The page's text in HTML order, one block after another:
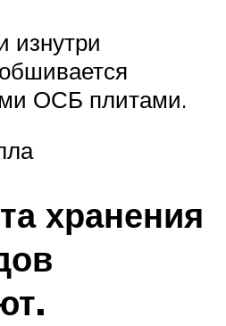
изнутри
ОСБ плитами.
хранения